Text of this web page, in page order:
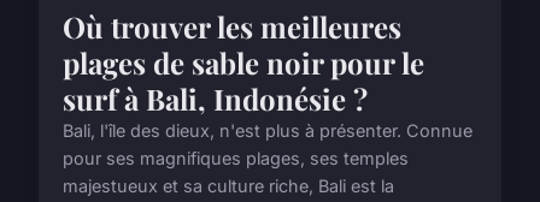
Où trouver les meilleures
plages de sable noir pour le
surf à Bali, Indonésie ?
Bali, l'île des dieux, n'est plus à présenter. Connue
pour ses magnifiques plages, ses temples
majestueux et sa culture riche, Bali est la